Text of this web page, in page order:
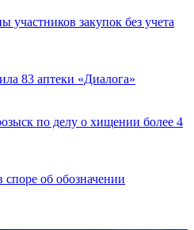
участников закупок без учета
83 аптеки «Диалога»
по делу о хищении более 4
об обозначении